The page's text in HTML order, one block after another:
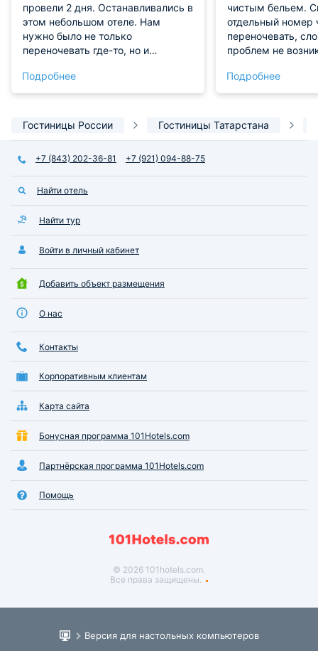
провели 2 дня. Останавливались в
этом небольшом отеле. Нам
нужно было не только
переночевать где-то, но и
проверил ее в местном
сервисном центре, так как было
дефект. Условия в отеле
надежд можно не питать.
Несмотря на это, здесь хорошее
обслуживание. Чисто и
комфортно.
Подробнее
чистым бельем.
отдельный номер
переночевать,
проблем не
в центре, рядом
парк, остановка
Общая кухня
Подробнее
Гостиницы России Гостиницы Татарстана
+7 (843) 202-36-81 +7 (921) 094-88-75
Найти отель
Найти тур
Войти в личный кабинет
Добавить объект размещения
О нас
Контакты
Корпоративным клиентам
Карта сайта
Бонусная программа 101Hotels.com
Партнёрская программа 101Hotels.com
Помощь
© 2026 101hotels.com.
Все права защищены.
Версия для настольных компьютеров